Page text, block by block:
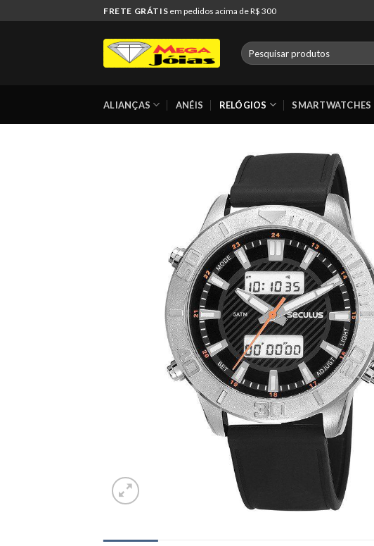
to
FRETE GRÁTIS em pedidos acima de R$ 300
Pesquisar
por:
ALIANÇAS ANÉIS RELÓGIOS SMARTWATCHES